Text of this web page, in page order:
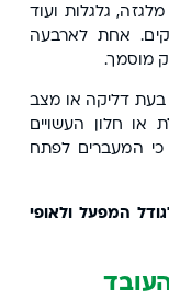
גלגלות ועוד
אחת לארבעה
מוסמך.
בעת דליקה או מצב
או חלון העשויים
המעברים לפתח
המפעל ולאופי